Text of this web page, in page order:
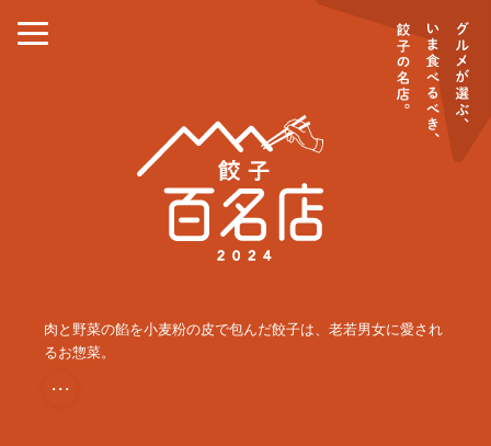
肉と野菜の餡を小麦粉の皮で包んだ餃子は、老若男女に愛され
るお惣菜。
・・・